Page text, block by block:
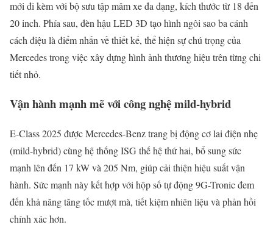
mới đi kèm với bộ sưu tập mâm xe đa dạng, kích thước từ 18 đến
20 inch. Phía sau, đèn hậu LED 3D tạo hình ngôi sao ba cánh
cách điệu là điểm nhấn về thiết kế, thể hiện sự chú trọng của
Mercedes trong việc xây dựng hình ảnh thương hiệu trên từng chi
tiết nhỏ.
Vận hành mạnh mẽ với công nghệ mild-hybrid
E-Class 2025 được Mercedes-Benz trang bị động cơ lai điện nhẹ
(mild-hybrid) cùng hệ thống ISG thế hệ thứ hai, bổ sung sức
mạnh lên đến 17 kW và 205 Nm, giúp cải thiện hiệu suất vận
hành. Sức mạnh này kết hợp với hộp số tự động 9G-Tronic đem
đến khả năng tăng tốc mượt mà, tiết kiệm nhiên liệu và phản hồi
chính xác hơn.